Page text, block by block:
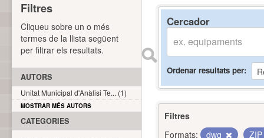
Cercador
Ordenar resultats per
Filtres
Formats:
dwg ZIP
Filtres
Cliqueu sobre un o més
termes de la llista següent
per filtrar els resultats.
AUTORS
Unitat Municipal d'Anàlisi Te... (1)
MOSTRAR MÉS AUTORS
CATEGORIES